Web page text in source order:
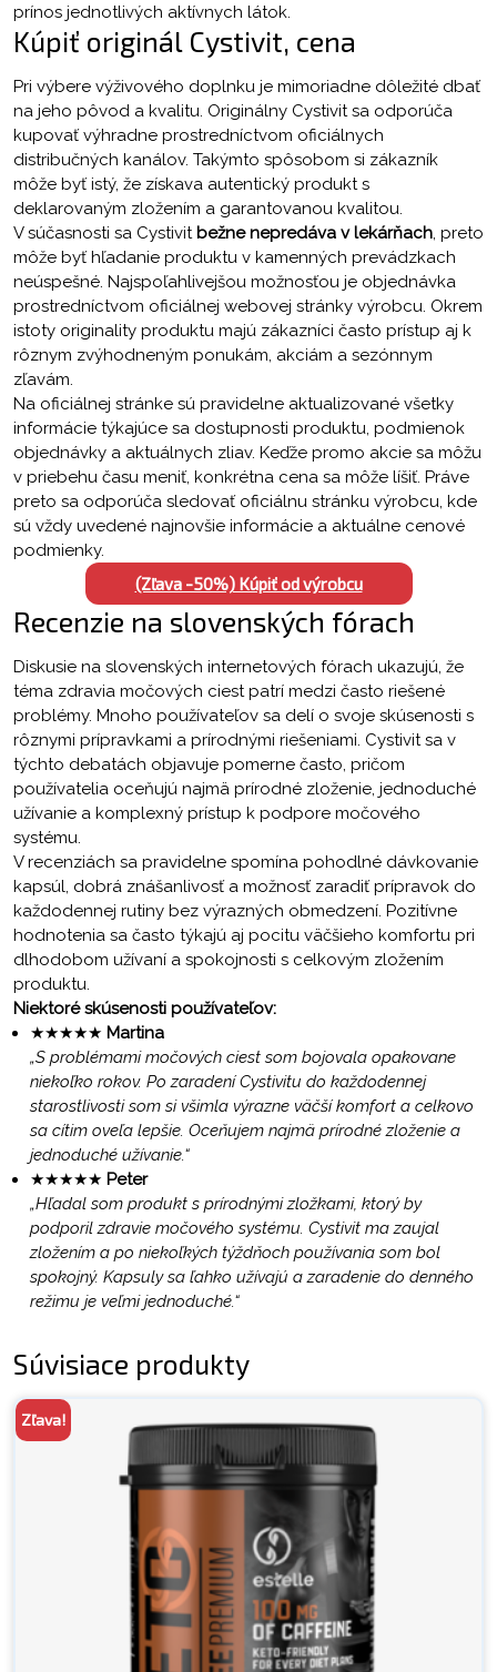
prínos jednotlivých aktívnych látok.
Kúpiť originál Cystivit, cena
Pri výbere výživového doplnku je mimoriadne dôležité dbať
na jeho pôvod a kvalitu. Originálny Cystivit sa odporúča
kupovať výhradne prostredníctvom oficiálnych
distribučných kanálov. Takýmto spôsobom si zákazník
môže byť istý, že získava autentický produkt s
deklarovaným zložením a garantovanou kvalitou.
V súčasnosti sa Cystivit bežne nepredáva v lekárňach, preto
môže byť hľadanie produktu v kamenných prevádzkach
neúspešné. Najspoľahlivejšou možnosťou je objednávka
prostredníctvom oficiálnej webovej stránky výrobcu. Okrem
istoty originality produktu majú zákazníci často prístup aj k
rôznym zvýhodneným ponukám, akciám a sezónnym
zľavám.
Na oficiálnej stránke sú pravidelne aktualizované všetky
informácie týkajúce sa dostupnosti produktu, podmienok
objednávky a aktuálnych zliav. Keďže promo akcie sa môžu
v priebehu času meniť, konkrétna cena sa môže líšiť. Práve
preto sa odporúča sledovať oficiálnu stránku výrobcu, kde
sú vždy uvedené najnovšie informácie a aktuálne cenové
podmienky.
(Zľava -50%) Kúpiť od výrobcu
Recenzie na slovenských fórach
Diskusie na slovenských internetových fórach ukazujú, že
téma zdravia močových ciest patrí medzi často riešené
problémy. Mnoho používateľov sa delí o svoje skúsenosti s
rôznymi prípravkami a prírodnými riešeniami. Cystivit sa v
týchto debatách objavuje pomerne často, pričom
používatelia oceňujú najmä prírodné zloženie, jednoduché
užívanie a komplexný prístup k podpore močového
systému.
V recenziách sa pravidelne spomína pohodlné dávkovanie
kapsúl, dobrá znášanlivosť a možnosť zaradiť prípravok do
každodennej rutiny bez výrazných obmedzení. Pozitívne
hodnotenia sa často týkajú aj pocitu väčšieho komfortu pri
dlhodobom užívaní a spokojnosti s celkovým zložením
produktu.
Niektoré skúsenosti používateľov:
★★★★★ Martina
„S problémami močových ciest som bojovala opakovane
niekoľko rokov. Po zaradení Cystivitu do každodennej
starostlivosti som si všimla výrazne väčší komfort a celkovo
sa cítim oveľa lepšie. Oceňujem najmä prírodné zloženie a
jednoduché užívanie.“
★★★★★ Peter
„Hľadal som produkt s prírodnými zložkami, ktorý by
podporil zdravie močového systému. Cystivit ma zaujal
zložením a po niekoľkých týždňoch používania som bol
spokojný. Kapsuly sa ľahko užívajú a zaradenie do denného
režimu je veľmi jednoduché.“
Súvisiace produkty
Zľava!